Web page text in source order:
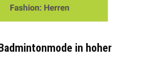
in hoher